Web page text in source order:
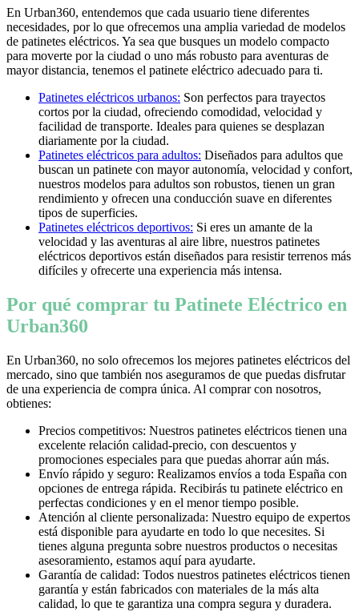
En Urban360, entendemos que cada usuario tiene diferentes
necesidades, por lo que ofrecemos una amplia variedad de modelos
de patinetes eléctricos. Ya sea que busques un modelo compacto
para moverte por la ciudad o uno más robusto para aventuras de
mayor distancia, tenemos el patinete eléctrico adecuado para ti.
Patinetes eléctricos urbanos: Son perfectos para trayectos
cortos por la ciudad, ofreciendo comodidad, velocidad y
facilidad de transporte. Ideales para quienes se desplazan
diariamente por la ciudad.
Patinetes eléctricos para adultos: Diseñados para adultos que
buscan un patinete con mayor autonomía, velocidad y confort,
nuestros modelos para adultos son robustos, tienen un gran
rendimiento y ofrecen una conducción suave en diferentes
tipos de superficies.
Patinetes eléctricos deportivos: Si eres un amante de la
velocidad y las aventuras al aire libre, nuestros patinetes
eléctricos deportivos están diseñados para resistir terrenos más
difíciles y ofrecerte una experiencia más intensa.
Por qué comprar tu Patinete Eléctrico en
Urban360
En Urban360, no solo ofrecemos los mejores patinetes eléctricos del
mercado, sino que también nos aseguramos de que puedas disfrutar
de una experiencia de compra única. Al comprar con nosotros,
obtienes:
Precios competitivos: Nuestros patinetes eléctricos tienen una
excelente relación calidad-precio, con descuentos y
promociones especiales para que puedas ahorrar aún más.
Envío rápido y seguro: Realizamos envíos a toda España con
opciones de entrega rápida. Recibirás tu patinete eléctrico en
perfectas condiciones y en el menor tiempo posible.
Atención al cliente personalizada: Nuestro equipo de expertos
está disponible para ayudarte en todo lo que necesites. Si
tienes alguna pregunta sobre nuestros productos o necesitas
asesoramiento, estamos aquí para ayudarte.
Garantía de calidad: Todos nuestros patinetes eléctricos tienen
garantía y están fabricados con materiales de la más alta
calidad, lo que te garantiza una compra segura y duradera.